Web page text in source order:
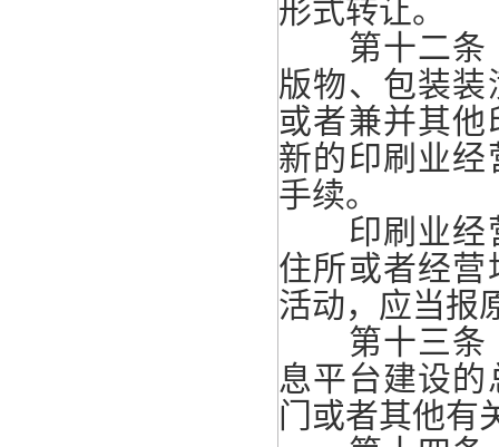
形式转让。
第十二条
版物、包装
或者兼并其
新的印刷业
手续。
印刷业经营
住所或者经
活动，应当报
第十三条
息平台建设
门或者其他有